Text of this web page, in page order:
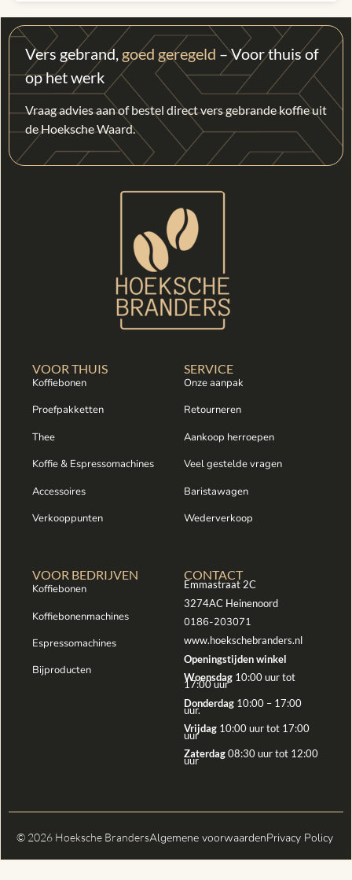
Vers gebrand, goed geregeld – Voor thuis of
op het werk
Vraag advies aan of bestel direct vers gebrande koffie uit
de Hoeksche Waard.
VOOR THUIS
Koffiebonen
Proefpakketten
Thee
Koffie & Espressomachines
Accessoires
Verkooppunten
SERVICE
Onze aanpak
Retourneren
Aankoop herroepen
Veel gestelde vragen
Baristawagen
Wederverkoop
VOOR BEDRIJVEN
Koffiebonen
Koffiebonenmachines
Espressomachines
Bijproducten
CONTACT
Emmastraat 2C
3274AC Heinenoord
0186-203071
www.hoekschebranders.nl
Openingstijden winkel
Woensdag 10:00 uur tot
17:00 uur
Donderdag 10:00 – 17:00
uur.
Vrijdag 10:00 uur tot 17:00
uur
Zaterdag08:30 uur tot 12:00
uur
© 2026 Hoeksche BrandersAlgemene voorwaardenPrivacy Policy